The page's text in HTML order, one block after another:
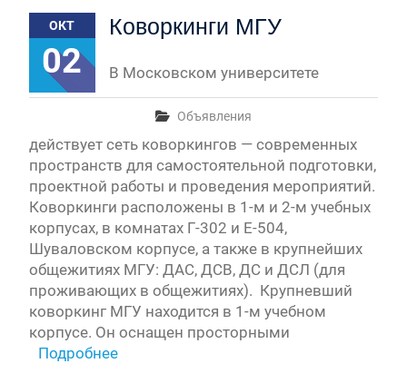
ОКТ
02
Коворкинги МГУ
Объявления
В Московском университете
действует сеть коворкингов — современных
пространств для самостоятельной подготовки,
проектной работы и проведения мероприятий.
Коворкинги расположены в 1-м и 2-м учебных
корпусах, в комнатах Г-302 и Е-504,
Шуваловском корпусе, а также в крупнейших
общежитиях МГУ: ДАС, ДСВ, ДС и ДСЛ (для
проживающих в общежитиях). Крупневший
коворкинг МГУ находится в 1-м учебном
корпусе. Он оснащен просторными
Подробнее